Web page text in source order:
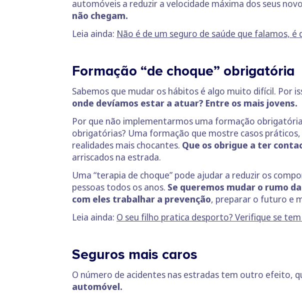
automóveis a reduzir a velocidade máxima dos seus
não chegam.
Leia ainda: Não é de um seguro de saúde que falamos,
Formação “de choque” obrigatória
Sabemos que mudar os hábitos é algo muito difícil. Por
onde devíamos estar a atuar? Entre os mais jovens.
Por que não implementarmos uma formação
obrigatórias? Uma formação que mostre casos
realidades mais chocantes. Que os obrigue a ter
arriscados na estrada.
Uma “terapia de choque” pode ajudar a reduzir os
pessoas todos os anos. Se queremos mudar o rumo
com eles trabalhar a prevenção, preparar o futuro e
Leia ainda: O seu filho pratica desporto? Verifique se
Seguros mais caros
O número de acidentes nas estradas tem outro efeito,
automóvel.